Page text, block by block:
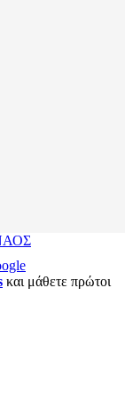
και μάθετε πρώτοι